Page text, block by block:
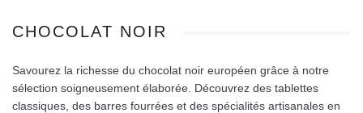
CHOCOLAT NOIR
Savourez la richesse du chocolat noir européen grâce à notre
sélection soigneusement élaborée. Découvrez des tablettes
classiques, des barres fourrées et des spécialités artisanales en